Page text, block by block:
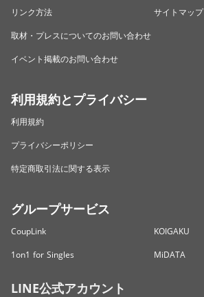
リンク方法
サイトマップ
取材・プレスについてのお問い合わせ
イベント掲載のお問い合わせ
利用規約とプライバシー
利用規約
プライバシーポリシー
特定商取引法に関する表示
グループサービス
CoupLink
KOIGAKU
1on1 for Singles
MiDATA
LINE公式アカウント